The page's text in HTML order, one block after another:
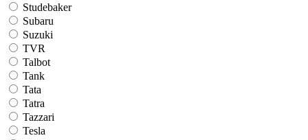
Studebaker
Subaru
Suzuki
TVR
Talbot
Tank
Tata
Tatra
Tazzari
Tesla